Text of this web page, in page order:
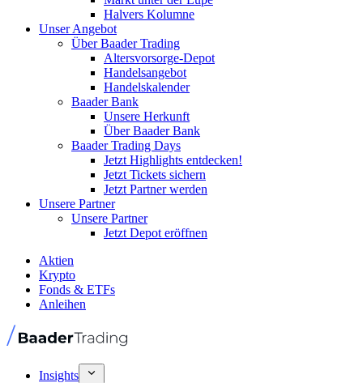
Halvers Kolumne
Unser Angebot
Über Baader Trading
Altersvorsorge-Depot
Handelsangebot
Handelskalender
Baader Bank
Unsere Herkunft
Über Baader Bank
Baader Trading Days
Jetzt Highlights entdecken!
Jetzt Tickets sichern
Jetzt Partner werden
Unsere Partner
Unsere Partner
Jetzt Depot eröffnen
Aktien
Krypto
Fonds & ETFs
Anleihen
Insights